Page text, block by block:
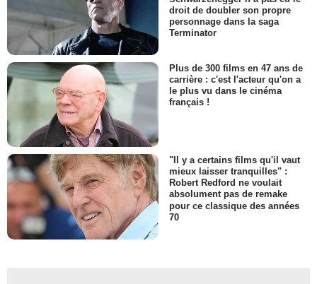
droit de doubler son propre
personnage dans la saga
Terminator
Plus de 300 films en 47 ans de
carrière : c'est l'acteur qu'on a
le plus vu dans le cinéma
français !
"Il y a certains films qu'il vaut
mieux laisser tranquilles" :
Robert Redford ne voulait
absolument pas de remake
pour ce classique des années
70